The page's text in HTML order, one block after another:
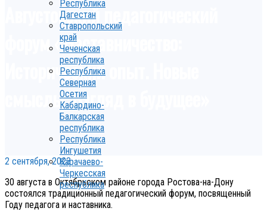
Республика
Дагестан
Ставропольский
край
Чеченская
республика
Республика
Северная
Осетия
Кабардино-
Балкарская
республика
Республика
Ингушетия
Карачаево-
Черкесская
республика
Августовский педагогический
форум «Наставничество:
Исторический опыт. Новые
смыслы. Взгляд в будущее»
2 сентября, 2023
30 августа в Октябрьском районе города Ростова-на-Дону
состоялся традиционный педагогический форум, посвященный
Году педагога и наставника.